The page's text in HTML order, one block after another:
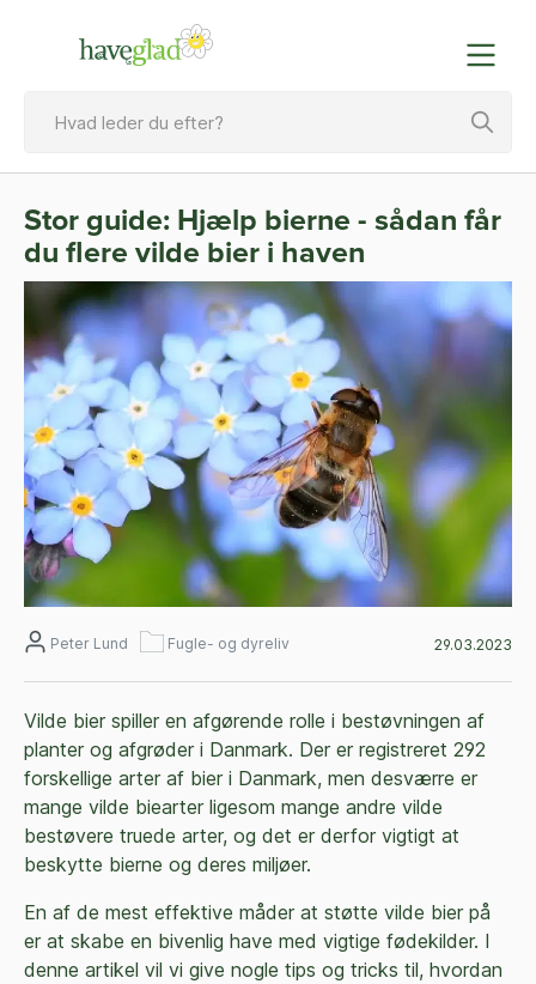
Stor guide: Hjælp bierne - sådan får
du flere vilde bier i haven
Peter Lund Fugle- og dyreliv 29.03.2023
Vilde bier spiller en afgørende rolle i bestøvningen af
planter og afgrøder i Danmark. Der er registreret 292
forskellige arter af bier i Danmark, men desværre er
mange vilde biearter ligesom mange andre vilde
bestøvere truede arter, og det er derfor vigtigt at
beskytte bierne og deres miljøer.
En af de mest effektive måder at støtte vilde bier på
er at skabe en bivenlig have med vigtige fødekilder. I
denne artikel vil vi give nogle tips og tricks til, hvordan